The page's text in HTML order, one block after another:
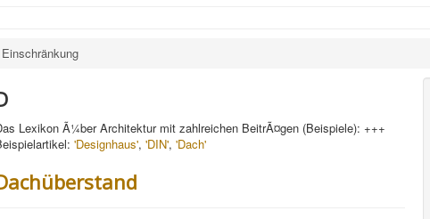
Einschränkung
Lexikon Ã¼ber Architektur mit zahlreichen BeitrÃ¤gen (Beispiele): +++
'Designhaus', 'DIN', 'Dach'